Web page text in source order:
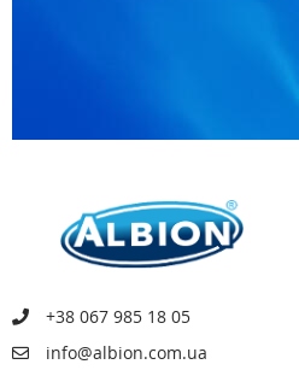
+38 067 985 18 05
info@albion.com.ua